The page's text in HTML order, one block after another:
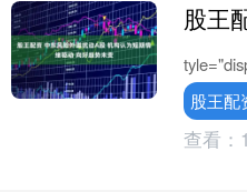
股王配
查看：